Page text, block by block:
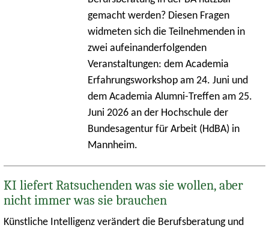
gemacht werden? Diesen Fragen
widmeten sich die Teilnehmenden in
zwei aufeinanderfolgenden
Veranstaltungen: dem Academia
Erfahrungsworkshop am 24. Juni und
dem Academia Alumni-Treffen am 25.
Juni 2026 an der Hochschule der
Bundesagentur für Arbeit (HdBA) in
Mannheim.
KI liefert Ratsuchenden was sie wollen, aber
nicht immer was sie brauchen
Künstliche Intelligenz verändert die Berufsberatung und